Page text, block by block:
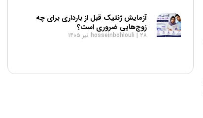
آزمایش ژنتیک قبل از بارداری برای چه
زوج‌هایی ضروری است؟
hosseinbohlouli ۲۸ تیر ۱۴۰۵